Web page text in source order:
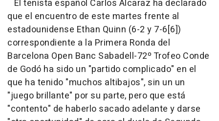
El tenista español Carlos Alcaraz ha declarado
que el encuentro de este martes frente al
estadounidense Ethan Quinn (6-2 y 7-6[6])
correspondiente a la Primera Ronda del
Barcelona Open Banc Sabadell-72º Trofeo Conde
de Godó ha sido un "partido complicado" en el
que ha tenido "muchos altibajos", sin un un
"juego brillante" por su parte, pero que está
"contento" de haberlo sacado adelante y darse